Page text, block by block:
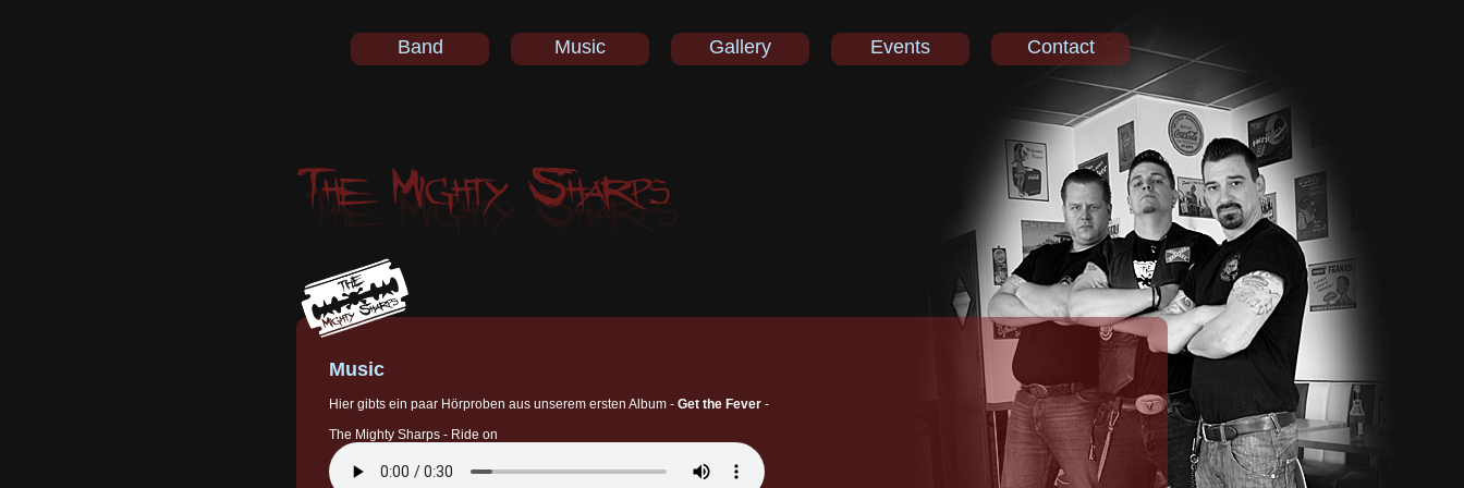
Band Music Gallery Events Contact
Music
Hier gibts ein paar Hörproben aus unserem ersten Album - Get the Fever -
The Mighty Sharps - Ride on